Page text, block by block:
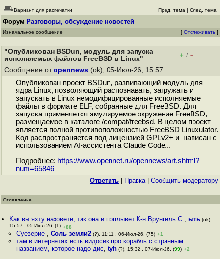
Вариант для распечатки Пред. тема | След. тема
Форум Разговоры, обсуждение новостей
Изначальное сообщение [ Отслеживать ]
"Опубликован BSDun, модуль для запуска
исполняемых файлов FreeBSD в Linux"
+ / –
Сообщение от opennews (ok), 05-Июл-26, 15:57
Опубликован проект BSDun, развивающий модуль для
ядра Linux, позволяющий распознавать, загружать и
запускать в Linux немодифицированные исполняемые
файлы в формате ELF, собранные для FreeBSD. Для
запуска применяется эмулируемое окружение FreeBSD,
размещаемое в каталоге /compat/freebsd. В целом проект
является полной противоположностью FreeBSD Linuxulator.
Код распространяется под лицензией GPLv2+ и написан с
использованием AI-ассистента Claude Code...
Подробнее: https://www.opennet.ru/opennews/art.shtml?
num=65846
Ответить Правка| Cообщить модератору
Оглавление
Как вы яхту назовете, так она и поплывет К-н Врунгель С , ыть (ok),
15:57 , 05-Июл-26, (1) +88
Суеверие , Соль земли2(?), 11:11 , 06-Июл-26, (75) +1
там в интернетах есть видосик про корабль с странным
названием, которое надо дис, tyh(?), 15:32 , 07-Июл-26, (99) +2